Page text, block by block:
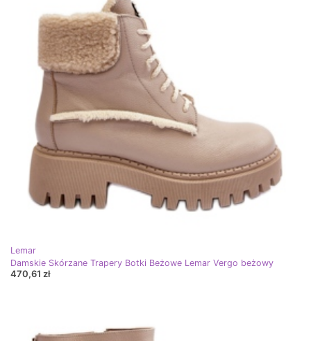
Lemar
Damskie Skórzane Trapery Botki Beżowe Lemar Vergo beżowy
470,61 zł